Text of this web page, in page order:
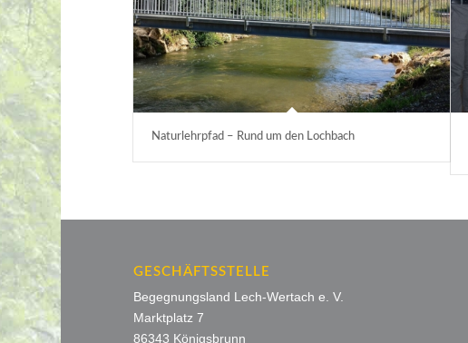
Naturlehrpfad – Rund um den Lochbach
GESCHÄFTSSTELLE
Begegnungsland Lech-Wertach e. V.
Marktplatz 7
86343 Königsbrunn